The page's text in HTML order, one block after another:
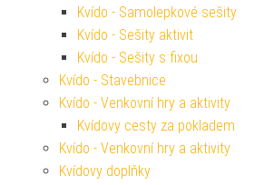
Kvído - Samolepkové sešity
Kvído - Sešity aktivit
Kvído - Sešity s fixou
Kvído - Stavebnice
Kvído - Venkovní hry a aktivity
Kvídovy cesty za pokladem
Kvído - Venkovní hry a aktivity
Kvídovy doplňky